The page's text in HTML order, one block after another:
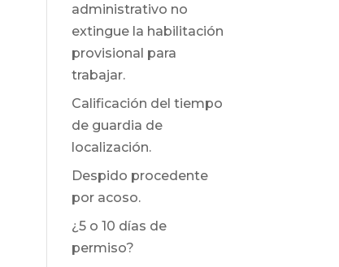
administrativo no
extingue la habilitación
provisional para
trabajar.
Calificación del tiempo
de guardia de
localización.
Despido procedente
por acoso.
¿5 o 10 días de
permiso?